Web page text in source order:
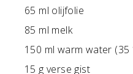
65 ml olijfolie
85 ml melk
150 ml warm water (35
15 g verse gist